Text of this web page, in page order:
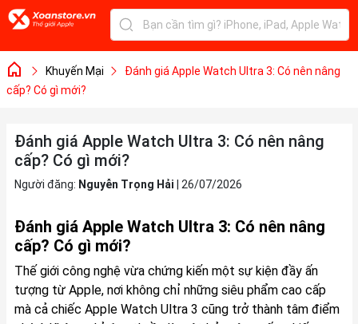
Khuyến Mại
Đánh giá Apple Watch Ultra 3: Có nên nâng
cấp? Có gì mới?
Đánh giá Apple Watch Ultra 3: Có nên nâng
cấp? Có gì mới?
Người đăng: Nguyễn Trọng Hải 26/07/2026
Đánh giá Apple Watch Ultra 3: Có nên nâng
cấp? Có gì mới?
Thế giới công nghệ vừa chứng kiến một sự kiện đầy ấn
tượng từ Apple, nơi không chỉ những siêu phẩm cao cấp
mà cả chiếc Apple Watch Ultra 3 cũng trở thành tâm điểm